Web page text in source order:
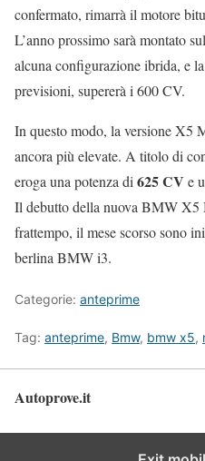
confermato, rimarrà il motore
L’anno prossimo sarà montato
alcuna configurazione ibrida, e
previsioni, supererà i 600 CV.
In questo modo, la versione X5
ancora più elevate. A titolo di
eroga una potenza di 625 CV e
Il debutto della nuova BMW X5
frattempo, il mese scorso sono
berlina BMW i3.
Categorie: anteprime
Tag: anteprime, Bmw, bmw x5,
Autoprove.it